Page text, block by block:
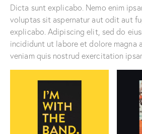
Dicta sunt explicabo. Nemo enim
voluptas sit aspernatur aut odit aut
explicabo. Adipiscing elit, sed do
incididunt ut labore et dolore magna
veniam quis nostrud exercitation